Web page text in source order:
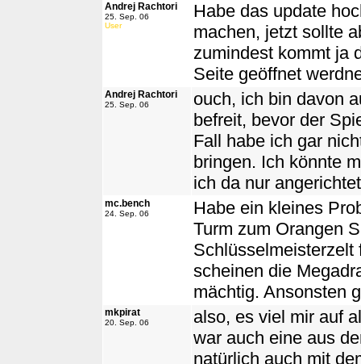
Andrej Rachtori
25. Sep. 06
User
Habe das update
machen, jetzt sollte
zumindest kommt ja
Seite geöffnet
Andrej Rachtori
25. Sep. 06
ouch, ich bin davon
befreit, bevor der
Fall habe ich gar
bringen. Ich könnte
ich da nur
mc.bench
24. Sep. 06
Habe ein kleines
Turm zum Orangen
Schlüsselmeisterzelt
scheinen die
mächtig. Ansonsten
mkpirat
20. Sep. 06
also, es viel mir auf
war auch eine aus
natürlich auch mit